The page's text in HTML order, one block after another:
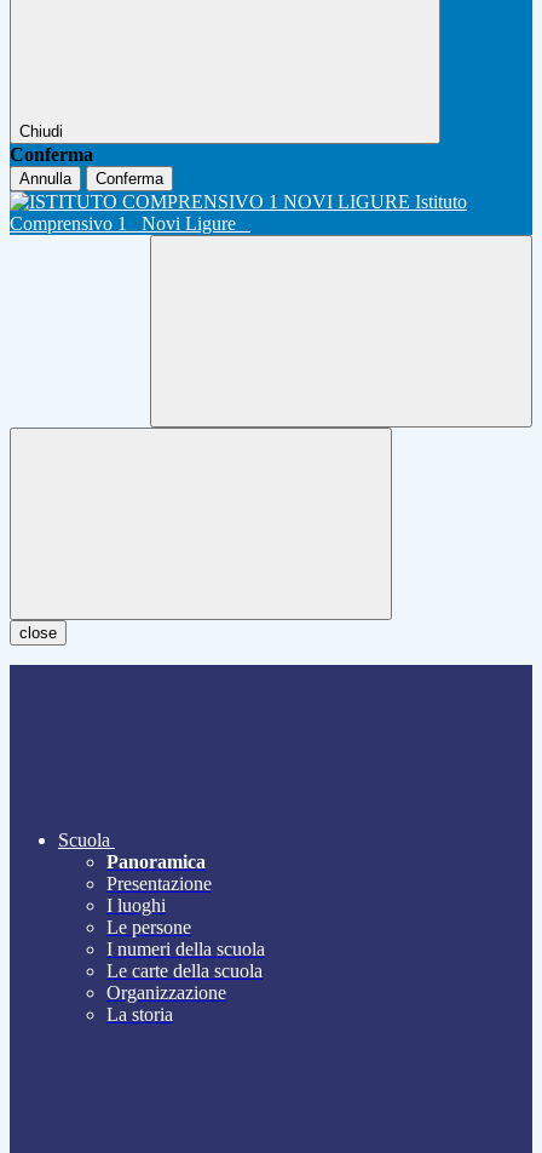
Chiudi
Conferma
Annulla Conferma
Istituto
Comprensivo 1
Novi Ligure
close
Scuola
Panoramica
Presentazione
I luoghi
Le persone
I numeri della scuola
Le carte della scuola
Organizzazione
La storia